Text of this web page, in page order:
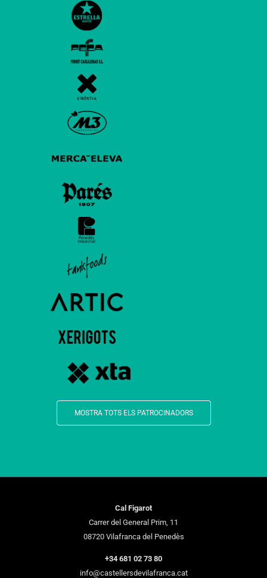
MOSTRA TOTS ELS PATROCINADORS
Cal Figarot
Carrer del General Prim, 11
08720 Vilafranca del Penedès
+34 681 02 73 80
info@castellersdevilafranca.cat